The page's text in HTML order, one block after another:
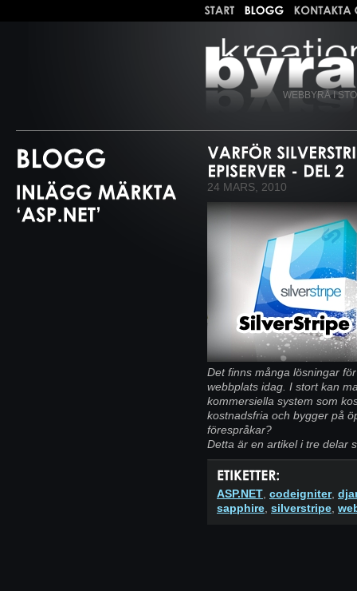
WEBBYRÅ I
24 MARS, 2010
Det finns många lösningar
webbplats idag. I stort kan
kommersiella system som
kostnadsfria och bygger på
förespråkar?
Detta är en artikel i tre delar
ASP.NET codeigniter,
sapphire silverstripe